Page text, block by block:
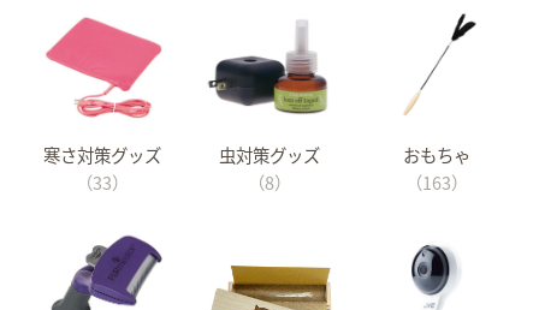
寒さ対策グッズ
（33）
虫対策グッズ
（8）
おもちゃ
（163）